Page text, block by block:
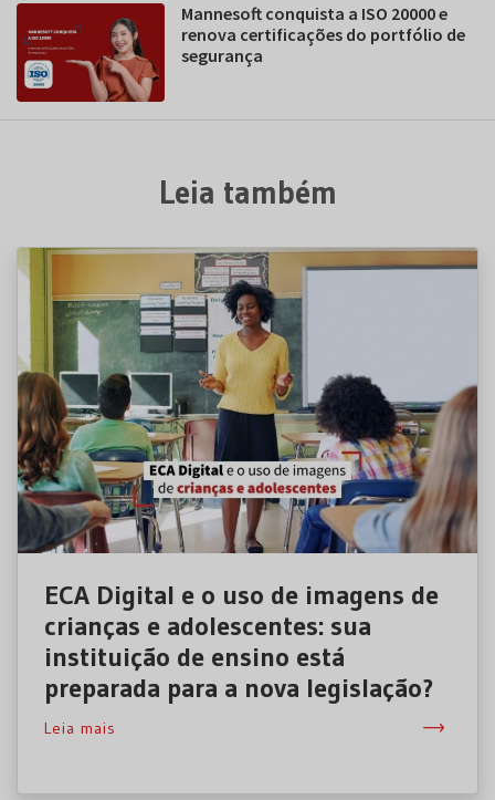
Mannesoft conquista a ISO 20000 e
renova certificações do portfólio de
segurança
Leia também
ECA Digital e o uso de imagens de
crianças e adolescentes: sua
instituição de ensino está
preparada para a nova legislação?
Leia mais